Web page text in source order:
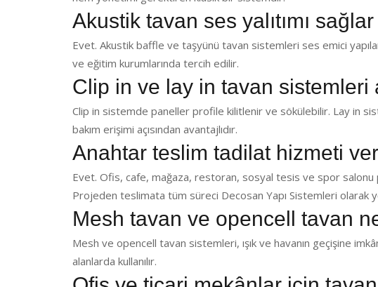
Akustik tavan ses yalıtımı sağlar
Evet. Akustik baffle ve taşyünü tavan sistemleri ses emici
ve eğitim kurumlarında tercih edilir.
Clip in ve lay in tavan sistemleri
Clip in sistemde paneller profile kilitlenir ve sökülebilir. Lay in
bakım erişimi açısından avantajlıdır.
Anahtar teslim tadilat hizmeti
Evet. Ofis, cafe, mağaza, restoran, sosyal tesis ve spor
Projeden teslimata tüm süreci Decosan Yapı Sistemleri olarak
Mesh tavan ve opencell tavan
Mesh ve opencell tavan sistemleri, ışık ve havanın geçişine
alanlarda kullanılır.